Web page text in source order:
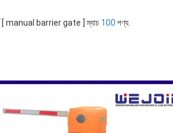
[ manual barrier gate ] ম্যাচ 100 পণ্য.